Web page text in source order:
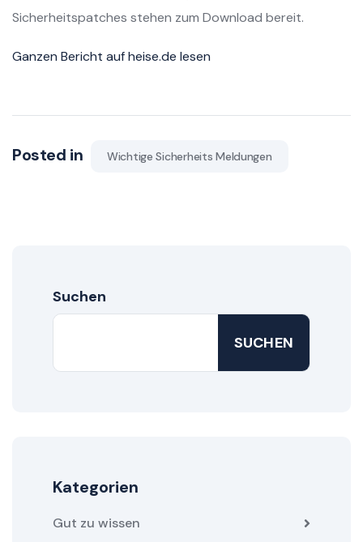
Sicherheitspatches stehen zum Download bereit.
Ganzen Bericht auf heise.de lesen
Posted in Wichtige Sicherheits Meldungen
Suchen
SUCHEN
Kategorien
Gut zu wissen